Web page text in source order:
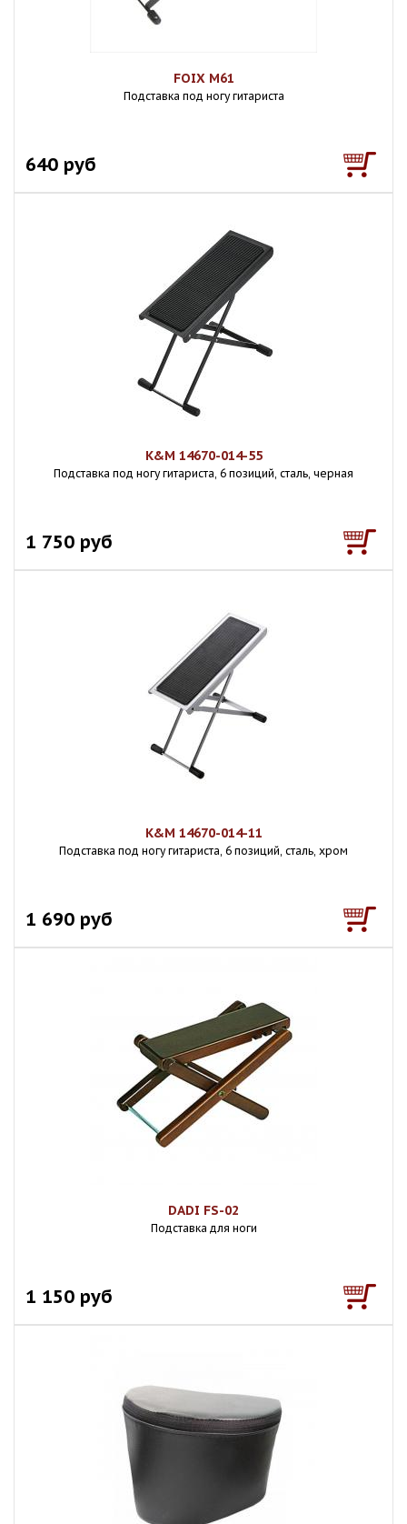
FOIX M61
Подставка под ногу гитариста
640 руб
K&M 14670-014-55
Подставка под ногу гитариста, 6 позиций, сталь, черная
1 750 руб
K&M 14670-014-11
Подставка под ногу гитариста, 6 позиций, сталь, хром
1 690 руб
DADI FS-02
Подставка для ноги
1 150 руб